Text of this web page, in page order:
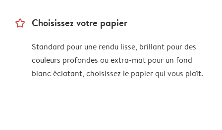
star_outline Choisissez votre papier
Standard pour une rendu lisse, brillant pour des
couleurs profondes ou extra-mat pour un fond
blanc éclatant, choisissez le papier qui vous plaît.